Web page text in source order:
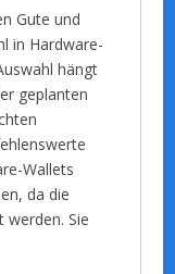
Gute und
in Hardware-
hängt
geplanten
Wallets
da die
werden. Sie